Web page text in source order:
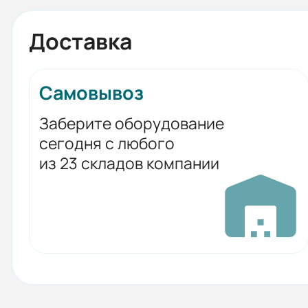
Доставка
Самовывоз
Заберите оборудование
сегодня с любого
из 23 складов компании